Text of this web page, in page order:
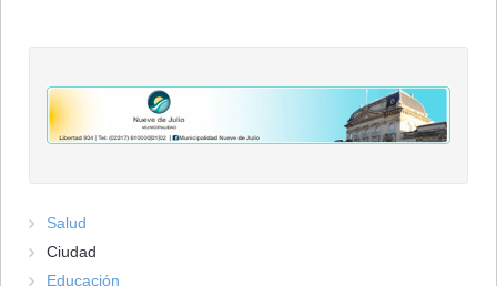
Salud
Ciudad
Educación